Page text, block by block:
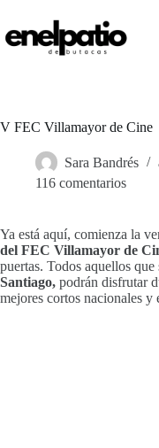
contenido
V FEC Villamayor de Cine
Sara Bandrés
116 comentarios
Ya está aquí, comienza la
del FEC Villamayor de
puertas. Todos aquellos que
Santiago, podrán disfrutar
mejores cortos nacionales y